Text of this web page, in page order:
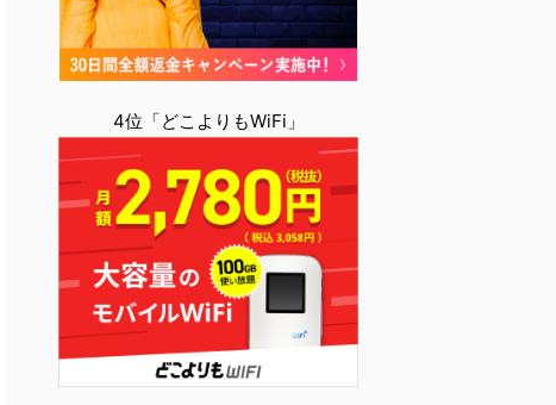
4位「どこよりもWiFi」